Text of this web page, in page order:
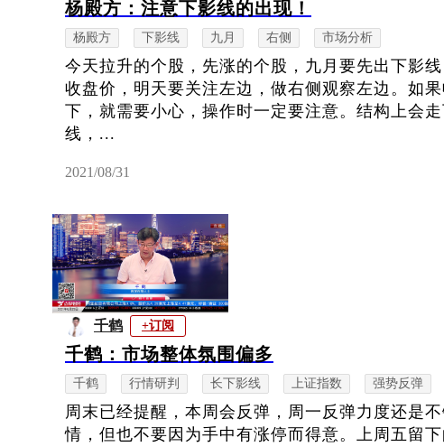
杨殿方：注意下影线的出现！
杨殿方 下影线 九月 右侧 市场分析
今天拉升的个股，先涨的个股，九月要先出下影
收盘价，明天要关注左边，做右侧观察左边。如
下，就需要小心，操作时一定要注意。结构上会
线，...
2021/08/31
千鹤 +订阅
千鹤：市场整体氛围偏多
千鹤 行情研判 长下影线 上证指数 强势反弹
周末已经提醒，本周会反弹，周一反弹力度还是
情，但也不要因为手中有涨停而得意。上周五留